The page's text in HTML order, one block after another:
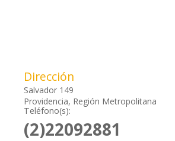
Dirección
Salvador 149
Providencia, Región Metropolitana
Teléfono(s):
(2)22092881